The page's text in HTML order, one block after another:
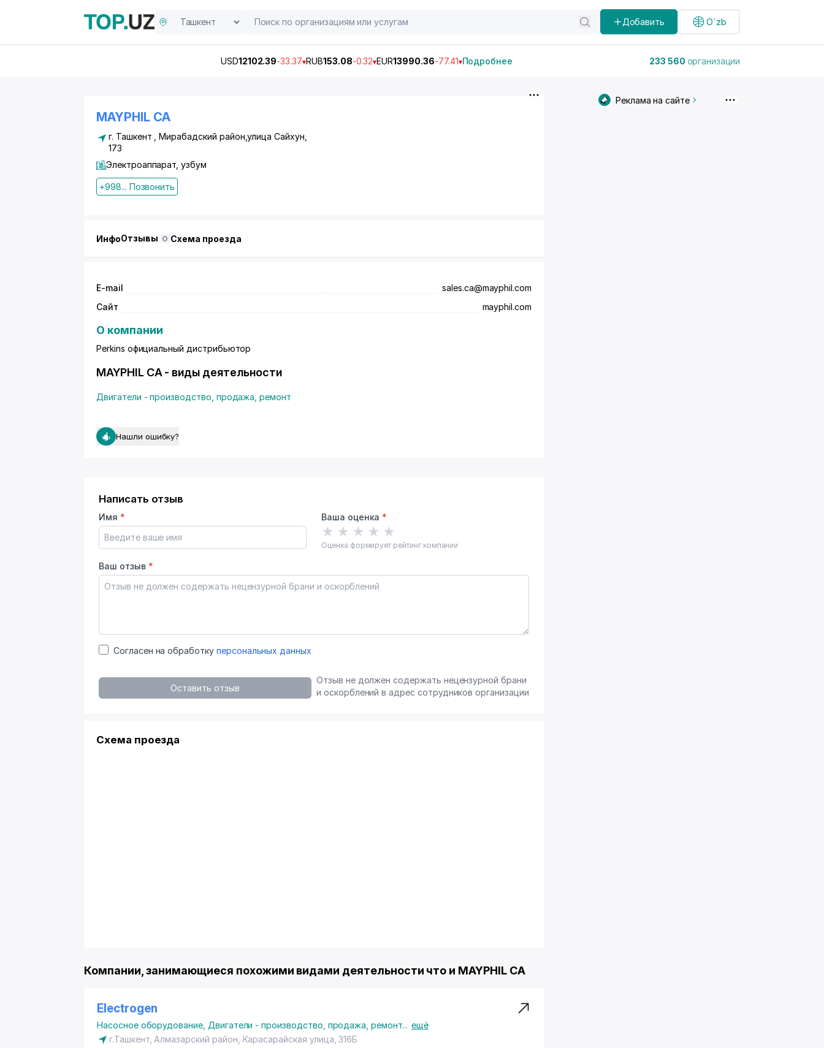
Добавить O`zb
USD12102.39-33.37 RUB153.08-0.32 EUR13990.36-77.41 Подробнее 233 560 организации
MAYPHIL CA
г. Ташкент ,Мирабадский район ,улица Сайхун,
173
Электроаппарат, узбум
+998... Позвонить
ИнфоОтзывы 0 Схема проезда
E-mail
sales.ca@mayphil.com
Сайт
mayphil.com
О компании
Perkins официальный дистрибьютор
MAYPHIL CA - виды деятельности
Двигатели - производство, продажа, ремонт
Нашли ошибку?
Написать отзыв
Имя * Ваша оценка *
★ ★ ★ ★ ★
Оценка формирует рейтинг компании
Ваш отзыв *
Согласен на обработку персональных данных
Оставить отзыв
Отзыв не должен содержать нецензурной брани
и оскорблений в адрес сотрудников организации
Схема проезда
Компании, занимающиеся похожими видами деятельности что и MAYPHIL CA
Electrogen
Насосное оборудование, Двигатели - производство, продажа, ремонт... ещё
г.Ташкент, Алмазарский район , Карасарайская улица, 316Б
Реклама на сайте